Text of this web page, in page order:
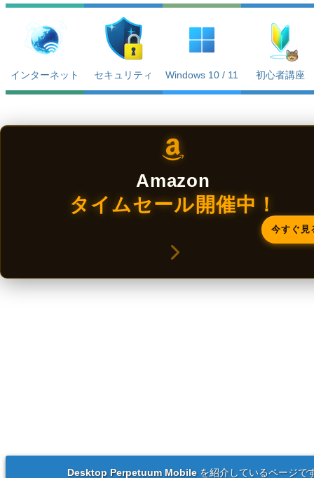
インターネット セキュリティ Windows 10 / 11 初心者講座
Amazon
タイムセール開催中！
今すぐ見
Desktop Perpetuum Mobileを紹介しているページで